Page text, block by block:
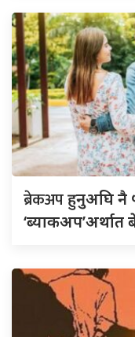
ब्रेकअपहुनुअघि नै
‘ब्याकअप’अर्थात